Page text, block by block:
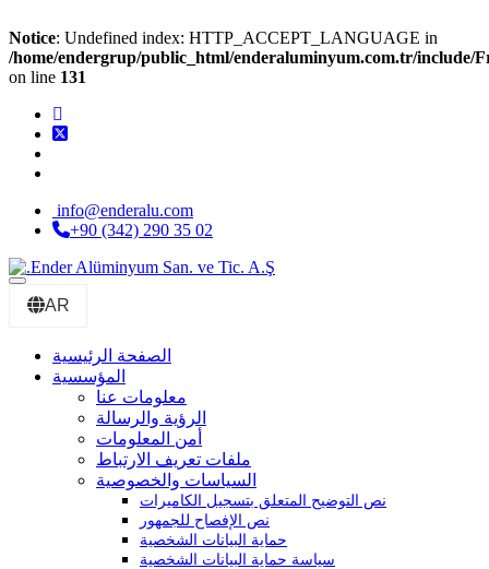
Notice: Undefined index: HTTP_ACCEPT_LANGUAGE in
/home/endergrup/public_html/enderaluminyum.com.tr/include/
on line 131
info@enderalu.com
+90 (342) 290 35 02
MENU
AR
الصفحة الرئيسية
المؤسسية
معلومات عنا
الرؤية والرسالة
أمن المعلومات
ملفات تعريف الارتباط
السياسات والخصوصية
نص التوضيح المتعلق بتسجيل الكاميرات
نص الإفصاح للجمهور
حماية البيانات الشخصية
سياسة حماية البيانات الشخصية